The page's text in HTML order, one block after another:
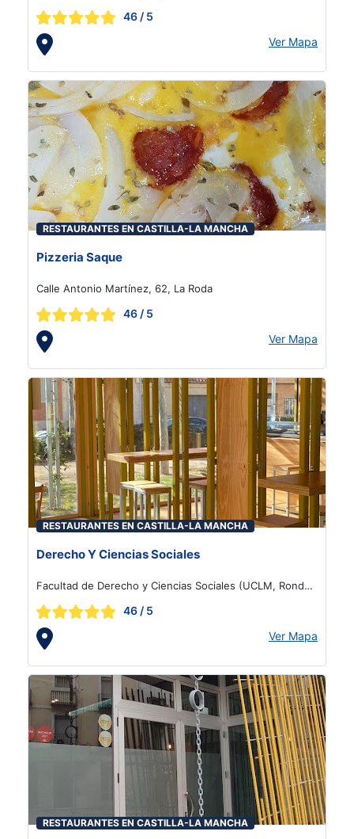
46 / 5
Ver Mapa
RESTAURANTES EN CASTILLA-LA MANCHA
Pizzeria Saque
Calle Antonio Martínez, 62, La Roda
46 / 5
Ver Mapa
RESTAURANTES EN CASTILLA-LA MANCHA
Derecho Y Ciencias Sociales
Facultad de Derecho y Ciencias Sociales (UCLM, Ronda
46 / 5
Ver Mapa
RESTAURANTES EN CASTILLA-LA MANCHA